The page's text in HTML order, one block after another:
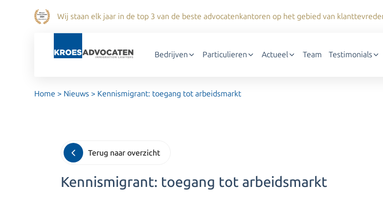
Wij staan elk jaar in de top 3 van de beste advocatenkantoren op het gebied van
Bedrijven Particulieren Actueel Team Testimonials
Home > Nieuws > Kennismigrant: toegang tot arbeidsmarkt
Terug naar overzicht
Kennismigrant: toegang tot arbeidsmarkt